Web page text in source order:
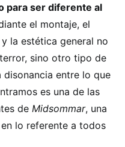
para ser diferente al
el montaje, el
la estética general no
sino otro tipo de
entre lo que
es una de las
de Midsommar, una
lo referente a todos